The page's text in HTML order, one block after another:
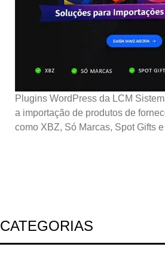
Plugins WordPress da LCM
a importação de produtos de
como XBZ, Só Marcas, Spot Gifts
CATEGORIAS